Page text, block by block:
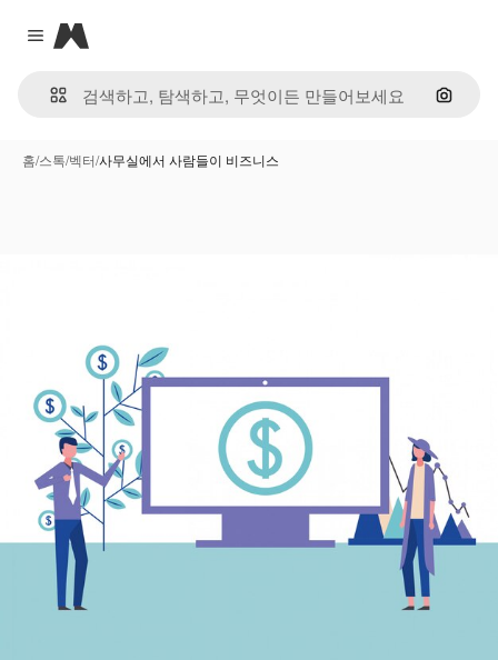
Close menu
Magnific
이미지
홈/스톡/벡터/사무실에서 사람들이 비즈니스